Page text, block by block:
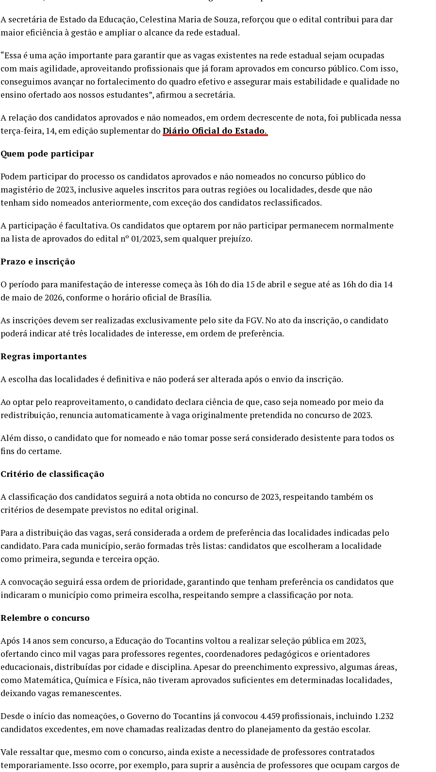
A secretária de Estado da Educação, Celestina Maria de Souza, reforçou que o edital contribui para dar
maior eficiência à gestão e ampliar o alcance da rede estadual.
“Essa é uma ação importante para garantir que as vagas existentes na rede estadual sejam ocupadas
com mais agilidade, aproveitando profissionais que já foram aprovados em concurso público. Com isso,
conseguimos avançar no fortalecimento do quadro efetivo e assegurar mais estabilidade e qualidade no
ensino ofertado aos nossos estudantes”, afirmou a secretária.
A relação dos candidatos aprovados e não nomeados, em ordem decrescente de nota, foi publicada nessa
terça-feira, 14, em edição suplementar do Diário Oficial do Estado.
Quem pode participar
Podem participar do processo os candidatos aprovados e não nomeados no concurso público do
magistério de 2023, inclusive aqueles inscritos para outras regiões ou localidades, desde que não
tenham sido nomeados anteriormente, com exceção dos candidatos reclassificados.
A participação é facultativa. Os candidatos que optarem por não participar permanecem normalmente
na lista de aprovados do edital nº 01/2023, sem qualquer prejuízo.
Prazo e inscrição
O período para manifestação de interesse começa às 16h do dia 15 de abril e segue até as 16h do dia 14
de maio de 2026, conforme o horário oficial de Brasília.
As inscrições devem ser realizadas exclusivamente pelo site da FGV. No ato da inscrição, o candidato
poderá indicar até três localidades de interesse, em ordem de preferência.
Regras importantes
A escolha das localidades é definitiva e não poderá ser alterada após o envio da inscrição.
Ao optar pelo reaproveitamento, o candidato declara ciência de que, caso seja nomeado por meio da
redistribuição, renuncia automaticamente à vaga originalmente pretendida no concurso de 2023.
Além disso, o candidato que for nomeado e não tomar posse será considerado desistente para todos os
fins do certame.
Critério de classificação
A classificação dos candidatos seguirá a nota obtida no concurso de 2023, respeitando também os
critérios de desempate previstos no edital original.
Para a distribuição das vagas, será considerada a ordem de preferência das localidades indicadas pelo
candidato. Para cada município, serão formadas três listas: candidatos que escolheram a localidade
como primeira, segunda e terceira opção.
A convocação seguirá essa ordem de prioridade, garantindo que tenham preferência os candidatos que
indicaram o município como primeira escolha, respeitando sempre a classificação por nota.
Relembre o concurso
Após 14 anos sem concurso, a Educação do Tocantins voltou a realizar seleção pública em 2023,
ofertando cinco mil vagas para professores regentes, coordenadores pedagógicos e orientadores
educacionais, distribuídas por cidade e disciplina. Apesar do preenchimento expressivo, algumas áreas,
como Matemática, Química e Física, não tiveram aprovados suficientes em determinadas localidades,
deixando vagas remanescentes.
Desde o início das nomeações, o Governo do Tocantins já convocou 4.459 profissionais, incluindo 1.232
candidatos excedentes, em nove chamadas realizadas dentro do planejamento da gestão escolar.
Vale ressaltar que, mesmo com o concurso, ainda existe a necessidade de professores contratados
temporariamente. Isso ocorre, por exemplo, para suprir a ausência de professores que ocupam cargos de